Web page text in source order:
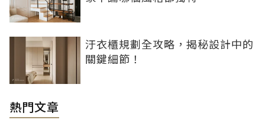
汙衣櫃規劃全攻略，揭秘設計中的
關鍵細節！
熱門文章